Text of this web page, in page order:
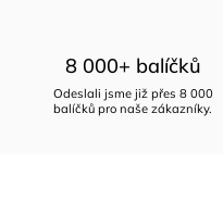
8 000+ balíčků
Odeslali jsme již přes 8 000
balíčků pro naše zákazníky.